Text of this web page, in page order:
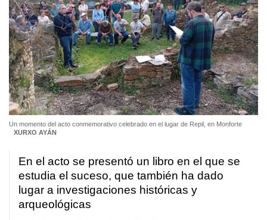
Un momento del acto conmemorativo celebrado en el lugar de Repil, en Monforte
XURXO AYÁN
En el acto se presentó un libro en el que se
estudia el suceso, que también ha dado
lugar a investigaciones históricas y
arqueológicas